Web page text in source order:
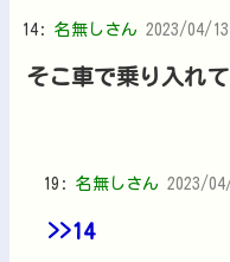
14: 名無しさん 2023/04/
そこ車で乗り入れ
19: 名無しさん 2023/
>>14